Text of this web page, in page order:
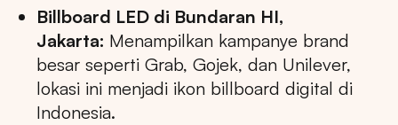
Billboard LED di Bundaran HI,
Jakarta: Menampilkan kampanye brand
besar seperti Grab, Gojek, dan Unilever,
lokasi ini menjadi ikon billboard digital di
Indonesia.